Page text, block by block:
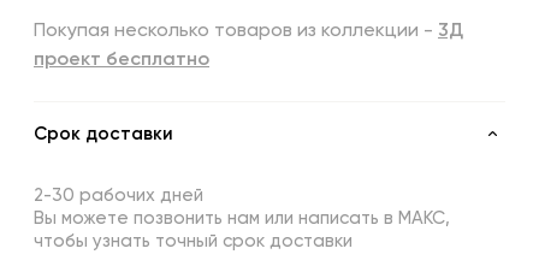
Покупая несколько товаров из коллекции - 3Д
проект бесплатно
Срок доставки
2-30 рабочих дней
Вы можете позвонить нам или написать в МАКС,
чтобы узнать точный срок доставки